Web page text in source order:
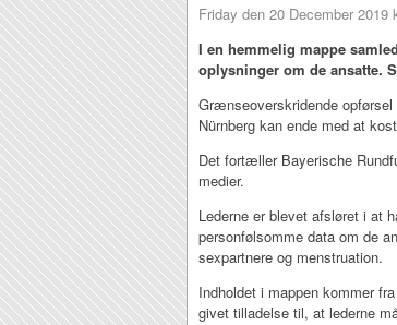
Friday den 20 December 2019
I en hemmelig mappe
oplysninger om de ansatte.
Grænseoverskridende
Nürnberg kan ende med at
Det fortæller Bayerische
medier.
Lederne er blevet afsløret i at
personfølsomme data om de
sexpartnere og menstruation.
Indholdet i mappen kommer
givet tilladelse til, at lederne